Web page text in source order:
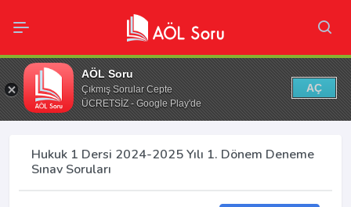
AÖL Soru
Çıkmış Sorular Cepte
ÜCRETSİZ - Google Play'de
AÇ
Hukuk 1 Dersi 2024-2025 Yılı 1. Dönem Deneme
Sınav Soruları